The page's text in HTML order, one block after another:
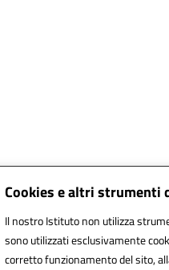
Cookies e altri strumenti
Il nostro Istituto non utilizza
sono utilizzati esclusivamente
corretto funzionamento del sito,